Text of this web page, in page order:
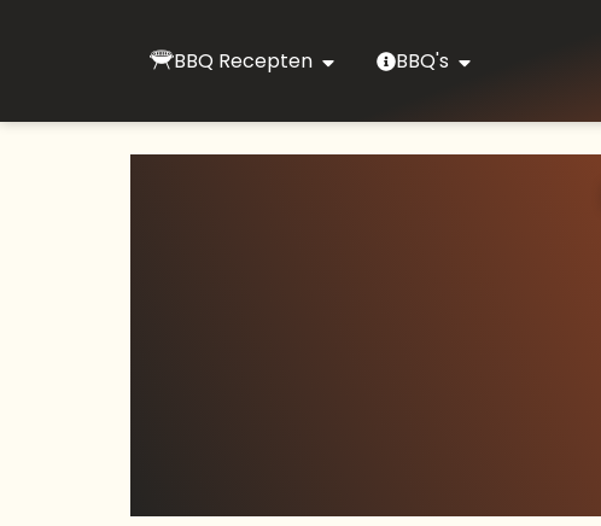
BBQ Recepten BBQ's